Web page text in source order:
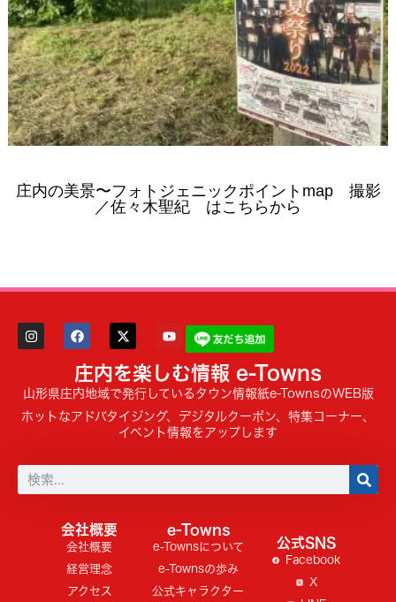
庄内の美景〜フォトジェニックポイントmap 撮影
／佐々木聖紀 はこちらから
庄内を楽しむ情報 e-Towns
山形県庄内地域で発行しているタウン情報紙e-TownsのWEB版
ホットなアドバタイジング、デジタルクーポン、特集コーナー、
イベント情報をアップします
会社概要
会社概要
経営理念
アクセス
e-Towns
e-Townsについて
e-Townsの歩み
公式キャラクター
公式SNS
Facebook
X